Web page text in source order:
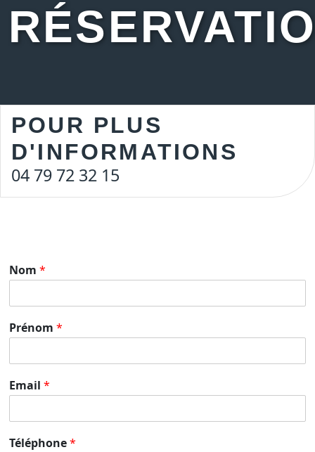
POUR PLUS
D'INFORMATIONS
04 79 72 32 15
Nom *
Prénom *
Email *
Téléphone*